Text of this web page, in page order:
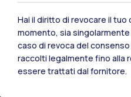
Residenze
Hai il diritto di revocare il tuo
momento, sia
caso di revoca del
raccolti legalmente fino alla
essere trattati dal fornitore.